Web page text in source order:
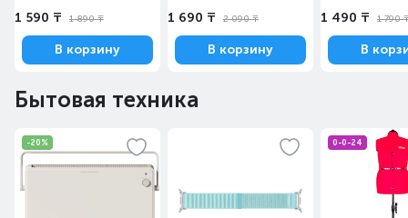
1 590 ₸ 1 890 ₸
В корзину
1 690 ₸ 2 090 ₸
В корзину
1 490 ₸ 1 790
В
Бытовая техника
-20% 0-0-24